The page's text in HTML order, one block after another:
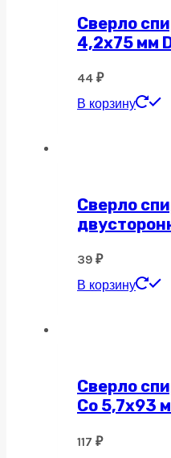
Сверло
4,2х75 мм
44 ₽
В корзину
Сверло
39 ₽
В корзину
Сверло
Co 5,7х93
117 ₽